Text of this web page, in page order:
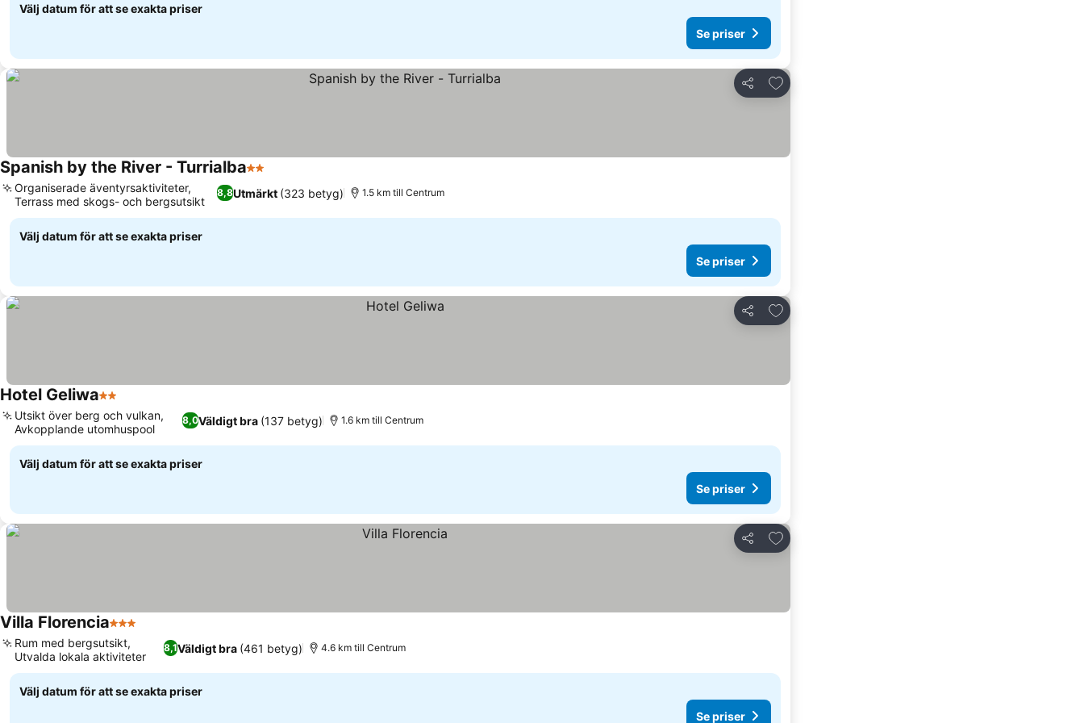
Välj datum för att se exakta priser
Se priser
Dela
Lägg till i Mina Favoriter
Spanish by the River - Turrialba2 Stjärnor
8,8Utmärkt (323 betyg)
Organiserade äventyrsaktiviteter,
Terrass med skogs- och bergsutsikt
1.5 km till Centrum
Välj datum för att se exakta priser
Se priser
Dela
Lägg till i Mina Favoriter
Hotel Geliwa2 Stjärnor
8,0Väldigt bra (137 betyg)
Utsikt över berg och vulkan,
Avkopplande utomhuspool
1.6 km till Centrum
Välj datum för att se exakta priser
Se priser
Dela
Lägg till i Mina Favoriter
Villa Florencia3 Stjärnor
8,1Väldigt bra (461 betyg)
Rum med bergsutsikt,
Utvalda lokala aktiviteter
4.6 km till Centrum
Välj datum för att se exakta priser
Se priser